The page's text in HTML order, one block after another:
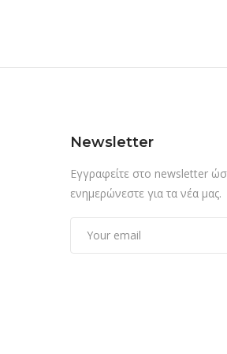
Newsletter
Εγγραφείτε στο newsletter
ενημερώνεστε για τα νέα μας.